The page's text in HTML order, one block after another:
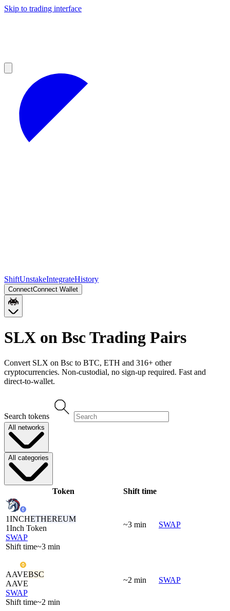
Skip to trading interface
ShiftUnstakeIntegrateHistory
ConnectConnect Wallet
SLX on BscTrading Pairs
Convert SLX on Bsc to BTC, ETH and 316+ other
cryptocurrencies. Non-custodial, no sign-up required. Fast and
direct-to-wallet.
Search tokens
All networks
All categories
Token Shift time
1INCHETHEREUM
1Inch Token
SWAP
Shift time~3 min
~3 min SWAP
AAVEBSC
AAVE
SWAP
Shift time~2 min
~2 min SWAP